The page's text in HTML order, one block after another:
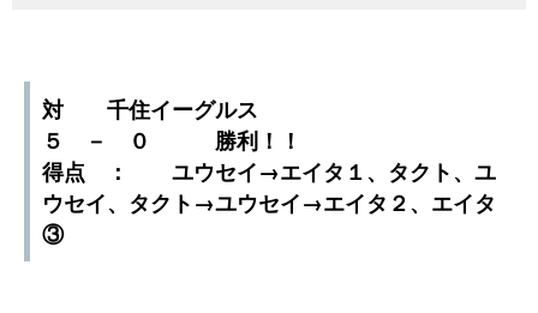
対 千住イーグルス
５ － ０ 勝利！！
得点 ： ユウセイ→エイタ１、タクト、ユ
ウセイ、タクト→ユウセイ→エイタ２、エイタ
③